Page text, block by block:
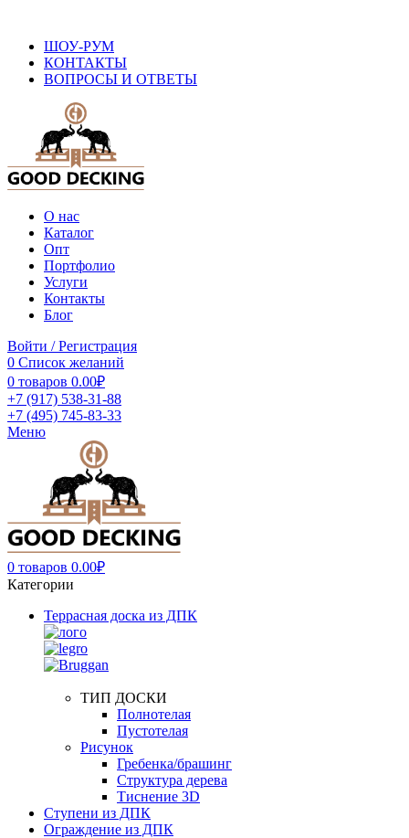
ШОУ-РУМ
КОНТАКТЫ
ВОПРОСЫ И ОТВЕТЫ
О нас
Каталог
Опт
Портфолио
Услуги
Контакты
Блог
Войти / Регистрация
0 Список желаний
0 товаров 0.00₽
+7 (917) 538-31-88
+7 (495) 745-83-33
Меню
0 товаров 0.00₽
Категории
Террасная доска из ДПК
ТИП ДОСКИ
Полнотелая
Пустотелая
Рисунок
Гребенка/брашинг
Структура дерева
Тиснение 3D
Ступени из ДПК
Ограждение из ДПК